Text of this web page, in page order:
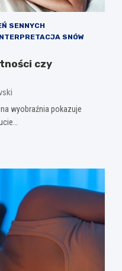
SENNYCH
SNÓW
czy
wyobraźnia pokazuje